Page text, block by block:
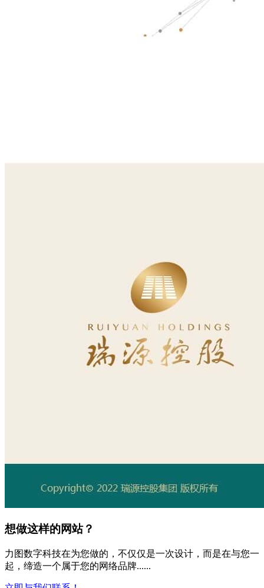
想做这样的网站？
力图数字科技在为您做的，不仅仅是一次设计，而是在与您一
起，缔造一个属于您的网络品牌......